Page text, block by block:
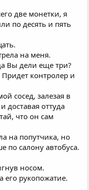
две монетки, я
по десять и пять
на меня.
Вы дели еще три?
контролер и
сосед, залезая в
доставая оттуда
что он сам
на попутчика, но
по салону автобуса.
носом.
его рукопожатие.